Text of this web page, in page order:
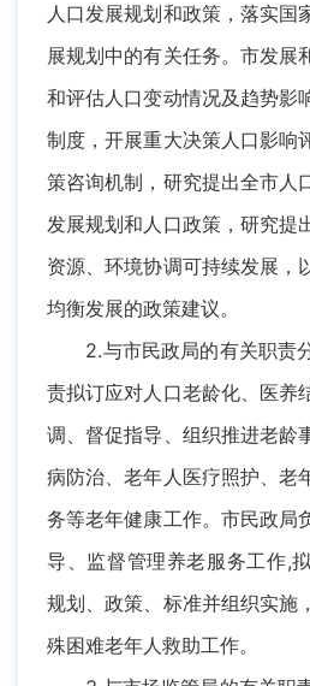
人口发展规划和政策，落实国
展规划中的有关任务。市发展
和评估人口变动情况及趋势影
制度，开展重大决策人口影响
策咨询机制，研究提出全市人
发展规划和人口政策，研究提
资源、环境协调可持续发展，
均衡发展的政策建议。
2.与市民政局的有关职责
责拟订应对人口老龄化、医养
调、督促指导、组织推进老龄
病防治、老年人医疗照护、老
务等老年健康工作。市民政局
导、监督管理养老服务工作,
规划、政策、标准并组织实施
殊困难老年人救助工作。